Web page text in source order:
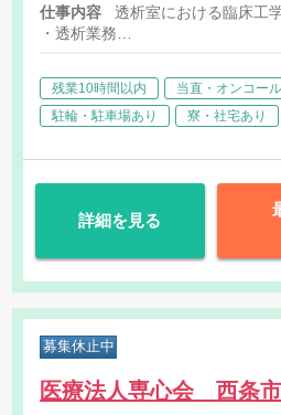
仕事内容
透析室における臨床工
・透析業務
残業10時間以内 当直・オンコー
駐輪・駐車場あり
寮・社宅あり
詳細を見る
募集休止中
医療法人専心会 西条